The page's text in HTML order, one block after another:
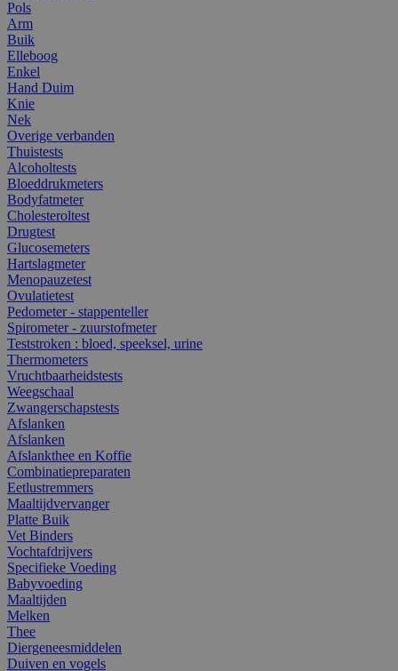
Pols
Arm
Buik
Elleboog
Enkel
Hand Duim
Knie
Nek
Overige verbanden
Thuistests
Alcoholtests
Bloeddrukmeters
Bodyfatmeter
Cholesteroltest
Drugtest
Glucosemeters
Hartslagmeter
Menopauzetest
Ovulatietest
Pedometer - stappenteller
Spirometer - zuurstofmeter
Teststroken : bloed, speeksel, urine
Thermometers
Vruchtbaarheidstests
Weegschaal
Zwangerschapstests
Afslanken
Afslanken
Afslankthee en Koffie
Combinatiepreparaten
Eetlustremmers
Maaltijdvervanger
Platte Buik
Vet Binders
Vochtafdrijvers
Specifieke Voeding
Babyvoeding
Maaltijden
Melken
Thee
Diergeneesmiddelen
Duiven en vogels